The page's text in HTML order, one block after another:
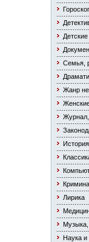
Детские
Семья,
Жанр
Журнал,
История
Лирика
Наука и